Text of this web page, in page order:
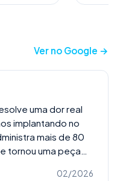
Ver no Google →
uma dor real
implantando no
mais de 80
tornou uma peça
Desejo muito
New Byte, com Artur
02/2026